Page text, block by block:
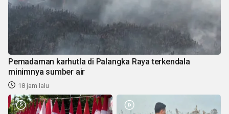
Pemadaman karhutla di Palangka Raya terkendala
minimnya sumber air
18 jam lalu